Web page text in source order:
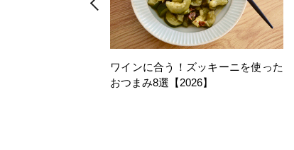
ワインに合う！ズッキーニを使った
おつまみ8選【2026】